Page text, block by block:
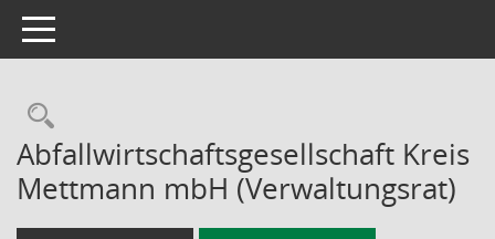
Toggle navigation
Rechercheauswahl
Abfallwirtschaftsgesellschaft Kreis
Mettmann mbH (Verwaltungsrat)